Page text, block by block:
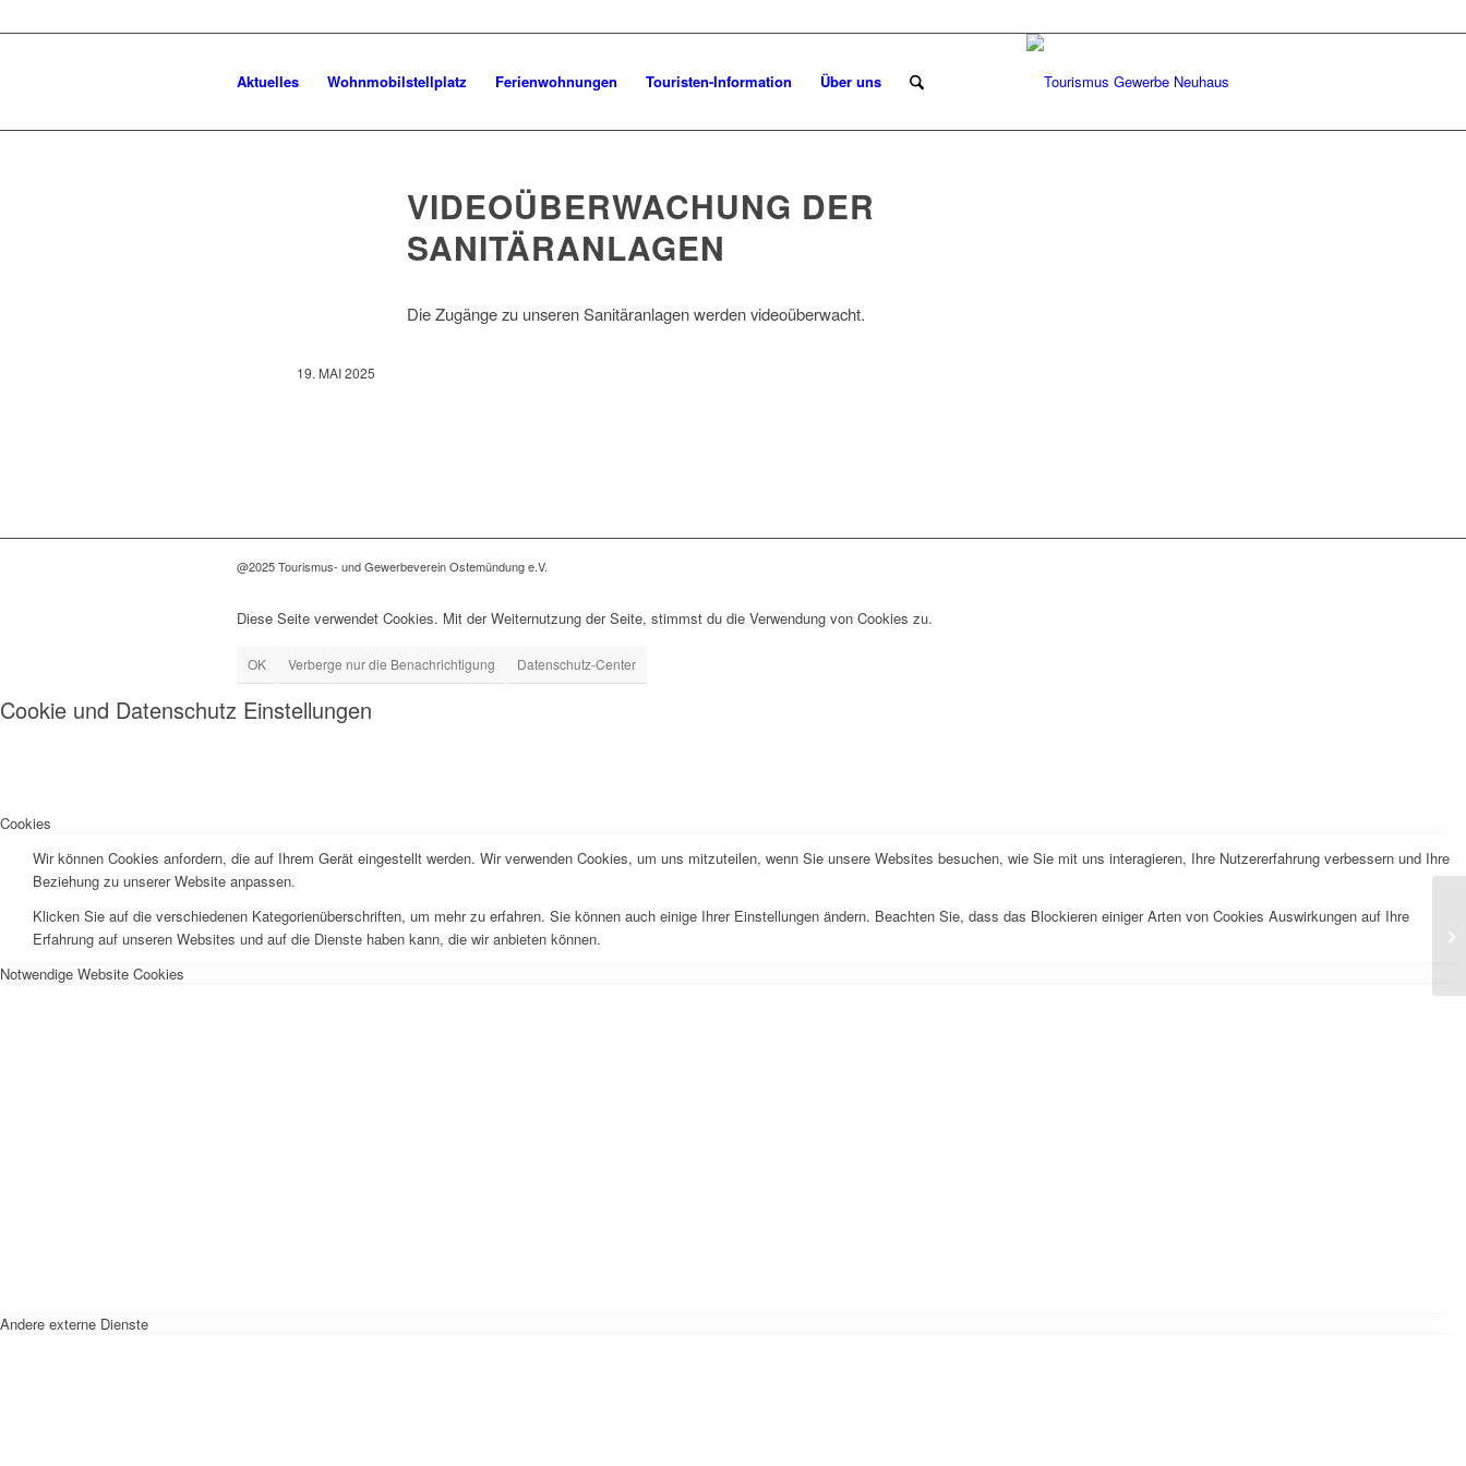
Aktuelles Wohnmobilstellplatz Ferienwohnungen Touristen-Information Über uns
VIDEOÜBERWACHUNG DER
SANITÄRANLAGEN
Die Zugänge zu unseren Sanitäranlagen werden videoüberwacht.
19. MAI 2025
@2025 Tourismus- und Gewerbeverein Ostemündung e.V.
Diese Seite verwendet Cookies. Mit der Weiternutzung der Seite, stimmst du die Verwendung von Cookies zu.
OK Verberge nur die Benachrichtigung Datenschutz-Center
Cookie und Datenschutz Einstellungen
Cookies
Wir können Cookies anfordern, die auf Ihrem Gerät eingestellt werden. Wir verwenden Cookies, um uns mitzuteilen, wenn Sie unsere Websites besuchen, wie Sie mit uns interagieren, Ihre Nutzererfahrung verbessern und Ihre
Beziehung zu unserer Website anpassen.
Klicken Sie auf die verschiedenen Kategorienüberschriften, um mehr zu erfahren. Sie können auch einige Ihrer Einstellungen ändern. Beachten Sie, dass das Blockieren einiger Arten von Cookies Auswirkungen auf Ihre
Erfahrung auf unseren Websites und auf die Dienste haben kann, die wir anbieten können.
Notwendige Website Cookies
Andere externe Dienste